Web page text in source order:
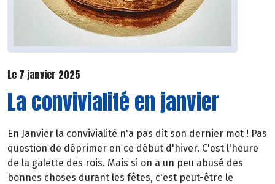
Le 7 janvier 2025
La convivialité en janvier
En Janvier la convivialité n'a pas dit son dernier mot ! Pas
question de déprimer en ce début d'hiver. C'est l'heure
de la galette des rois. Mais si on a un peu abusé des
bonnes choses durant les fêtes, c'est peut-être le